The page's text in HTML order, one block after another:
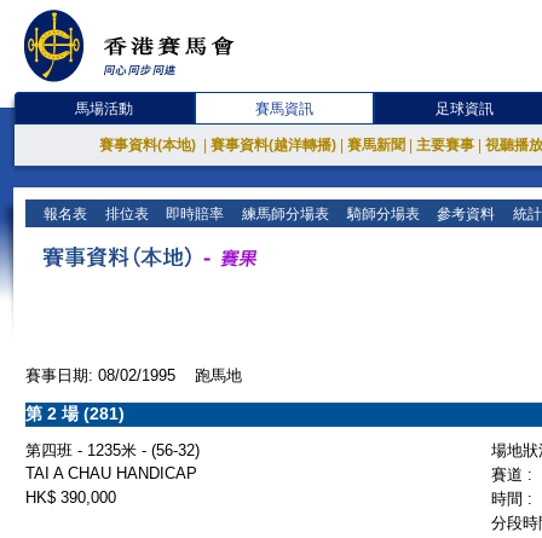
馬場活動 賽馬資訊 足球資訊
賽事資料(本地) 賽事資料(越洋轉播) 賽馬新聞 主要賽事 視聽播
報名表 排位表 即時賠率 練馬師分場表 騎師分場表 參考資料 統
賽事日期: 08/02/1995 跑馬地
第 2 場 (281)
第四班 - 1235米 - (56-32)
場地
TAI A CHAU HANDICAP
賽道 :
HK$ 390,000
時間 :
分段